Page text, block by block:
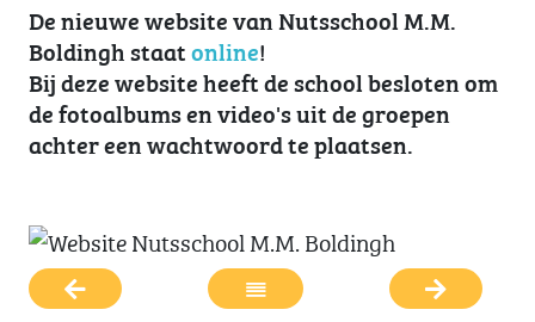
De nieuwe website van Nutsschool M.M.
Boldingh staatonline!
Bij deze website heeft de school besloten om
de fotoalbums en video's uit de groepen
achter een wachtwoord te plaatsen.